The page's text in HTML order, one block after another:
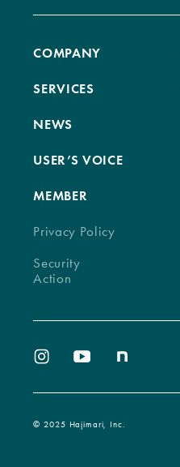
COMPANY
SERVICES
NEWS
USER’S VOICE
MEMBER
Privacy Policy
Security
Action
©︎ 2025 Hajimari, Inc.